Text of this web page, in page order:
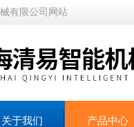
有限公司网站
关于我们 产品中心